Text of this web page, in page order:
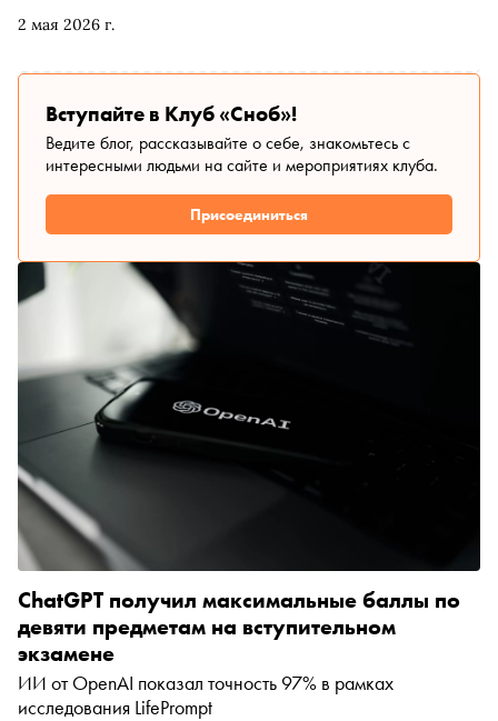
2 мая 2026 г.
визионеров нашего времени​. Человек со сложным
смог перевернуть представления людей об
искусственном интеллекте и нажить себе немало врагов.
«Сноб» публикует отрывок
Вступайте в Клуб «Сноб»!
Ведите блог, рассказывайте о себе, знакомьтесь с
интересными людьми на сайте и мероприятиях клуба.
Присоединиться
ChatGPT получил максимальные баллы по
девяти предметам на вступительном
экзамене
ИИ от OpenAI показал точность 97% в рамках
исследования LifePrompt